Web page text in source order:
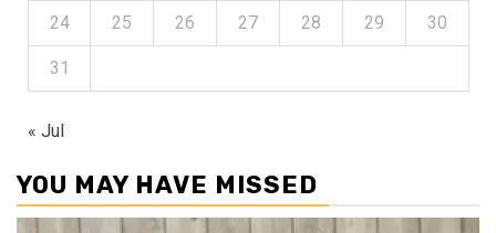
24 25 26 27 28 29 30
31
« Jul
YOU MAY HAVE MISSED